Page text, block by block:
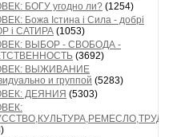
БОГУ угодно ли? (1254)
Божа Істина і Сила - добрі
і САТИРА (1053)
ВЫБОР - СВОБОДА -
(3692)
ВЫЖИВАНИЕ
и группой (5283)
ДЕЯНИЯ (5303)